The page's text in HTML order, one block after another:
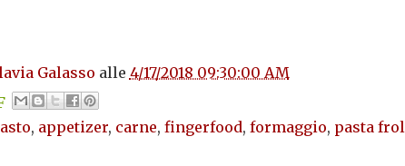
Galasso alle 4/17/2018 09:30:00 AM
, appetizer, carne, fingerfood, formaggio, pasta